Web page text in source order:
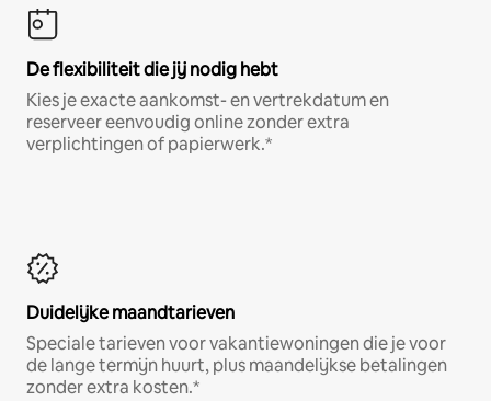
De flexibiliteit die jij nodig hebt
Kies je exacte aankomst- en vertrekdatum en
reserveer eenvoudig online zonder extra
verplichtingen of papierwerk.*
Duidelijke maandtarieven
Speciale tarieven voor vakantiewoningen die je voor
de lange termijn huurt, plus maandelijkse betalingen
zonder extra kosten.*